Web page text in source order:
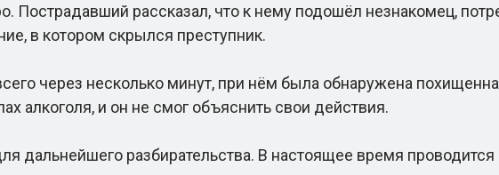
рассказал, что к нему подошёл незнакомец,
в котором скрылся преступник.
через несколько минут, при нём была обнаружена
алкоголя, и он не смог объяснить свои действия.
дальнейшего разбирательства. В настоящее время проводится